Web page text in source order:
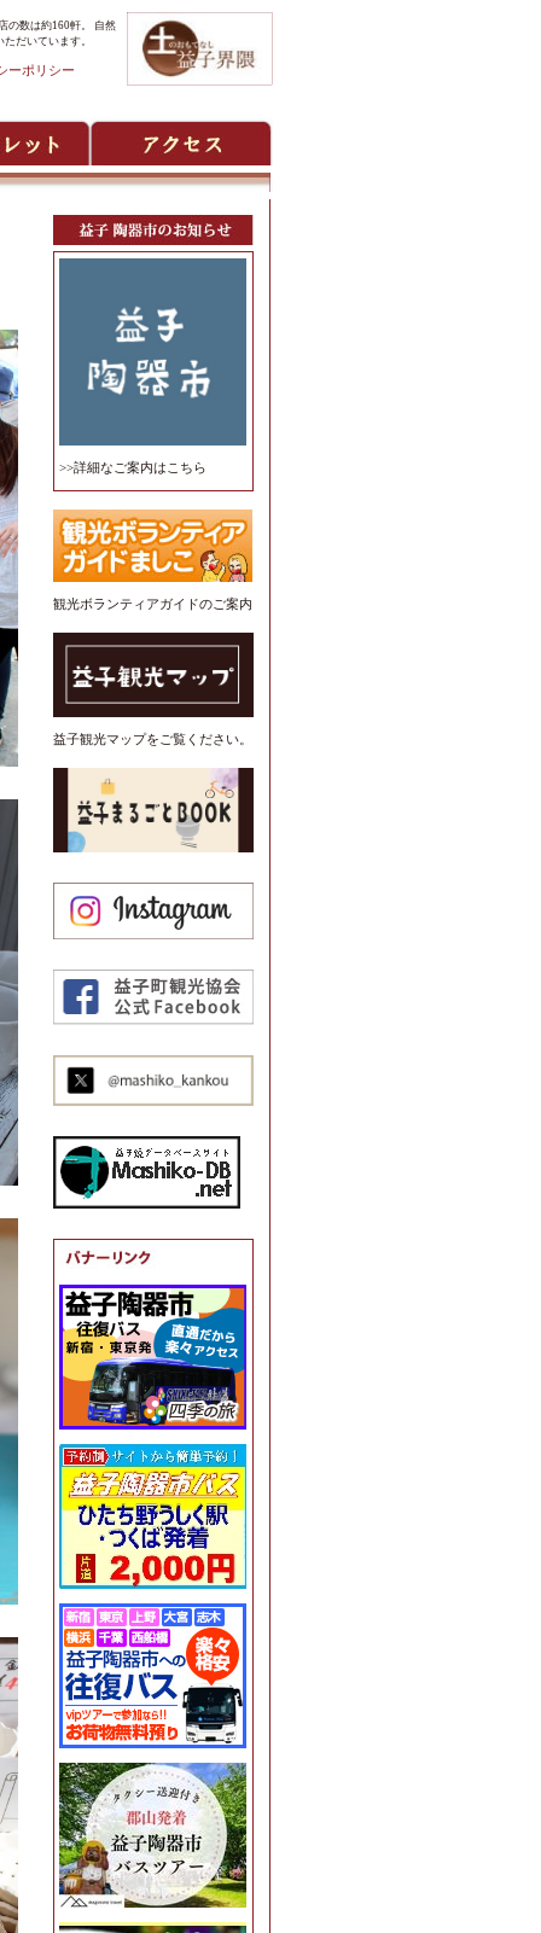
の数は約160軒。 自然
だいています。
ーポリシー
>>詳細なご案内はこちら
観光ボランティアガイドのご案内
益子観光マップをご覧ください。